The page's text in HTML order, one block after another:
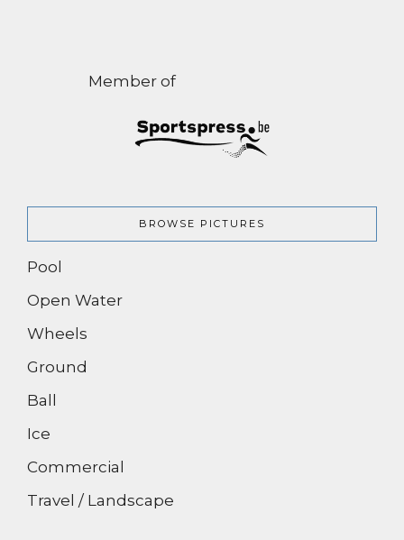
Member of
BROWSE PICTURES
Pool
Open Water
Wheels
Ground
Ball
Ice
Commercial
Travel / Landscape